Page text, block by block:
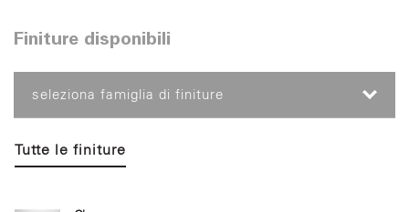
Finiture disponibili
seleziona famiglia di finiture
Tutte le finiture